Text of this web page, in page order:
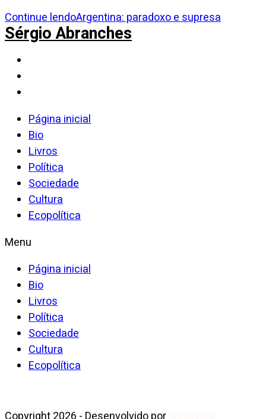
Continue lendoArgentina: paradoxo e supresa
Sérgio Abranches
Página inicial
Bio
Livros
Política
Sociedade
Cultura
Ecopolítica
Menu
Página inicial
Bio
Livros
Política
Sociedade
Cultura
Ecopolítica